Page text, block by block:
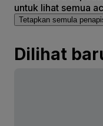
untuk lihat semua
Tetapkan semula
Dilihat